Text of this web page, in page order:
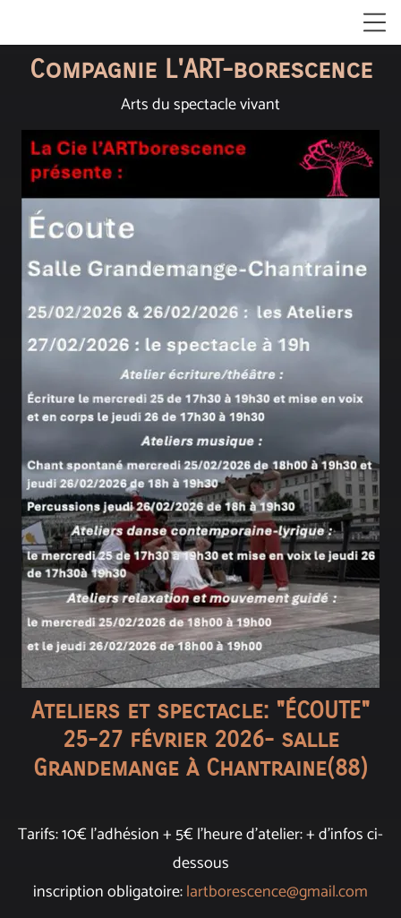
Compagnie L'ART-borescence
Arts du spectacle vivant
Ateliers et spectacle: "ÉCOUTE"
25-27 février 2026- salle
Grandemange à Chantraine(88)
Tarifs: 10€ l'adhésion + 5€ l'heure d'atelier: + d'infos ci-
dessous
inscription obligatoire:lartborescence@gmail.com